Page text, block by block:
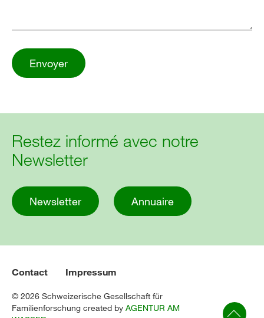
Restez informé avec notre
Newsletter
Newsletter Annuaire
Contact Impressum
© 2026 Schweizerische Gesellschaft für
Familienforschung created by AGENTUR AM